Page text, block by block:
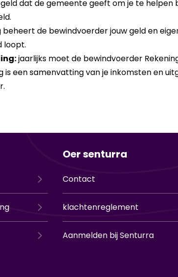
dat de gemeente geeft om je te
beheert de bewindvoerder jouw geld en
loopt.
jaarlijks moet de bewindvoerder
is een samenvatting van je inkomsten en
Oer senturra
Contact
klachtenreglement
Aanmelden bij Senturra